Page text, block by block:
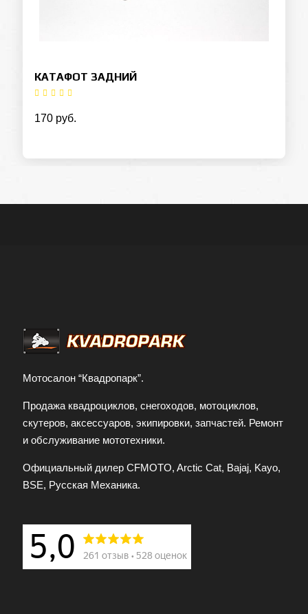
КАТАФОТ ЗАДНИЙ
170 руб.
Мотосалон “Квадропарк”.
Продажа квадроциклов, снегоходов, мотоциклов,
скутеров, аксессуаров, экипировки, запчастей. Ремонт
и обслуживание мототехники.
Официальный дилер CFMOTO, Arctic Cat, Bajaj, Kayo,
BSE, Русская Механика.